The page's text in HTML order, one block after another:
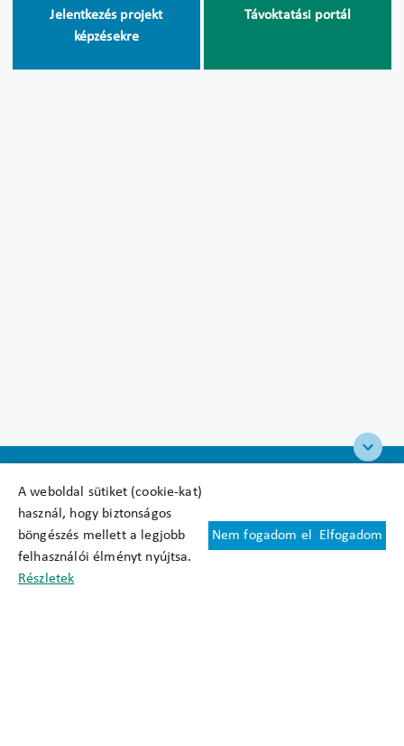
A weboldal sütiket (cookie-kat)
használ, hogy biztonságos
böngészés mellett a legjobb
felhasználói élményt nyújtsa.
Részletek
Nem fogadom el Elfogadom
Jelentkezés projekt
képzésekre
Távoktatási portál
Felhasználási feltételek